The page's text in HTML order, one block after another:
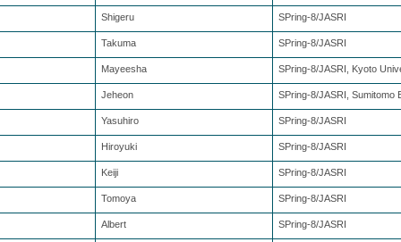
Shigeru SPring-8/JASRI
Takuma SPring-8/JASRI
Mayeesha SPring-8/JASRI, Kyoto
Jeheon SPring-8/JASRI, Sumitomo
Yasuhiro SPring-8/JASRI
Hiroyuki SPring-8/JASRI
Keiji SPring-8/JASRI
Tomoya SPring-8/JASRI
Albert SPring-8/JASRI